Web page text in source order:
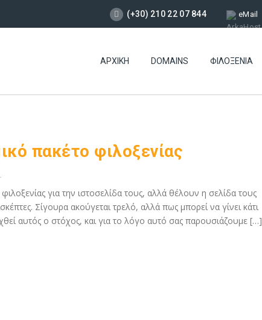
(+30) 210 22 07 844 eMail
ΑΡΧΙΚΉ DOMAINS ΦΙΛΟΞΕΝΊΑ
πακέτο φιλοξενίας
για την ιστοσελίδα τους, αλλά θέλουν η σελίδα τους
Σίγουρα ακούγεται τρελό, αλλά πως μπορεί να γίνει κάτι
αυτός ο στόχος, και για το λόγο αυτό σας παρουσιάζουμε […]